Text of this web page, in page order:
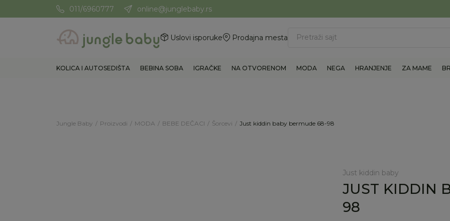
011/6960777 online@junglebaby.rsPotrebna Vam je pomoć? Pozovite 011/6960777
Uslovi isporuke Prodajna mesta Pretraži sajt
KOLICA I AUTOSEDIŠTA BEBINA SOBA IGRAČKE NA OTVORENOM MODA NEGA HRANJENJE ZA MAME
Jungle Baby Proizvodi MODA BEBE DEČACI Šorcevi Just kiddin baby bermude 68-98
Just kiddin baby
JUST KIDDIN
98